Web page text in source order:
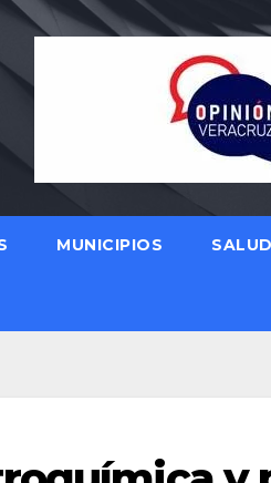
MUNICIPIOS SALUD